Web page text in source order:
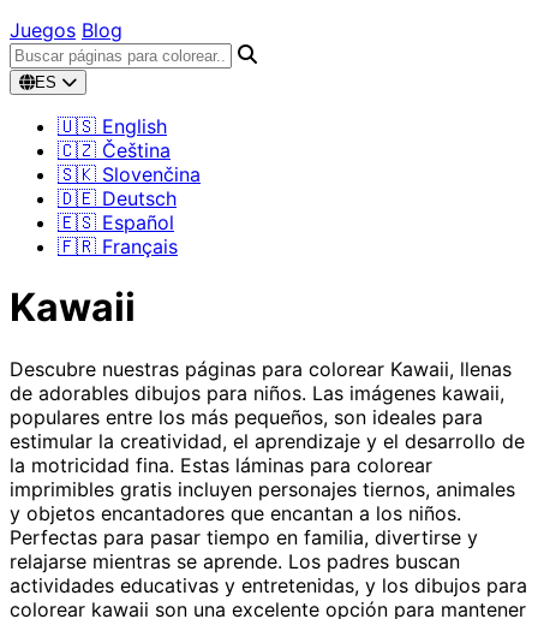
Juegos Blog
ES
🇺🇸 English
🇨🇿 Čeština
🇸🇰 Slovenčina
🇩🇪 Deutsch
🇪🇸 Español
🇫🇷 Français
Kawaii
Descubre nuestras páginas para colorear Kawaii, llenas
de adorables dibujos para niños. Las imágenes kawaii,
populares entre los más pequeños, son ideales para
estimular la creatividad, el aprendizaje y el desarrollo de
la motricidad fina. Estas láminas para colorear
imprimibles gratis incluyen personajes tiernos, animales
y objetos encantadores que encantan a los niños.
Perfectas para pasar tiempo en familia, divertirse y
relajarse mientras se aprende. Los padres buscan
actividades educativas y entretenidas, y los dibujos para
colorear kawaii son una excelente opción para mantener